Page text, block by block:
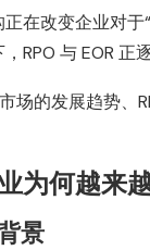
在改变企业对
RPO 与 EOR 正
场的发展趋势、
为何越来
景